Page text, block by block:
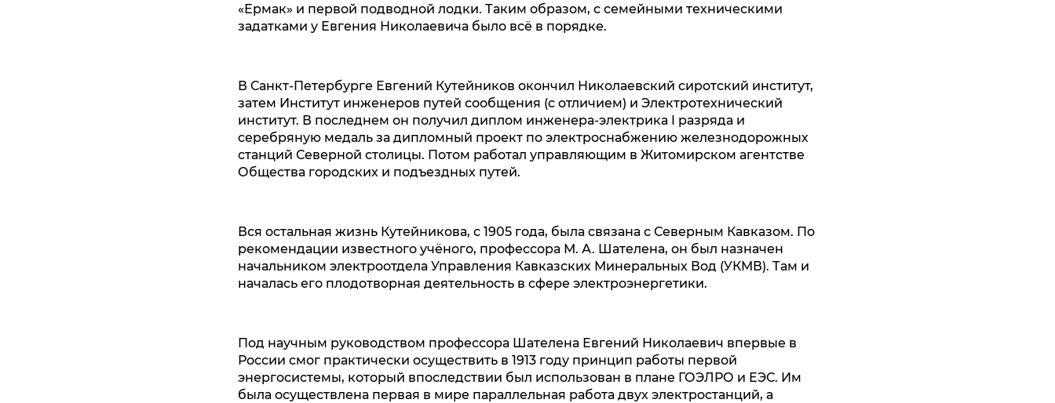
«Ермак» и первой подводной лодки. Таким образом, с семейными техническими
задатками у Евгения Николаевича было всё в порядке.
В Санкт-Петербурге Евгений Кутейников окончил Николаевский сиротский институт,
затем Институт инженеров путей сообщения (с отличием) и Электротехнический
институт. В последнем он получил диплом инженера-электрика I разряда и
серебряную медаль за дипломный проект по электроснабжению железнодорожных
станций Северной столицы. Потом работал управляющим в Житомирском агентстве
Общества городских и подъездных путей.
Вся остальная жизнь Кутейникова, с 1905 года, была связана с Северным Кавказом. По
рекомендации известного учёного, профессора М. А. Шателена, он был назначен
начальником электроотдела Управления Кавказских Минеральных Вод (УКМВ). Там и
началась его плодотворная деятельность в сфере электроэнергетики.
Под научным руководством профессора Шателена Евгений Николаевич впервые в
России смог практически осуществить в 1913 году принцип работы первой
энергосистемы, который впоследствии был использован в плане ГОЭЛРО и ЕЭС. Им
была осуществлена первая в мире параллельная работа двух электростанций, а